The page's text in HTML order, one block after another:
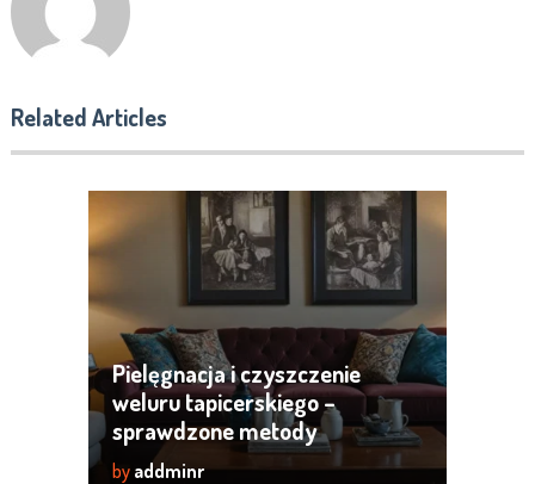
Related Articles
Pielęgnacja i czyszczenie
weluru tapicerskiego –
sprawdzone metody
by addminr